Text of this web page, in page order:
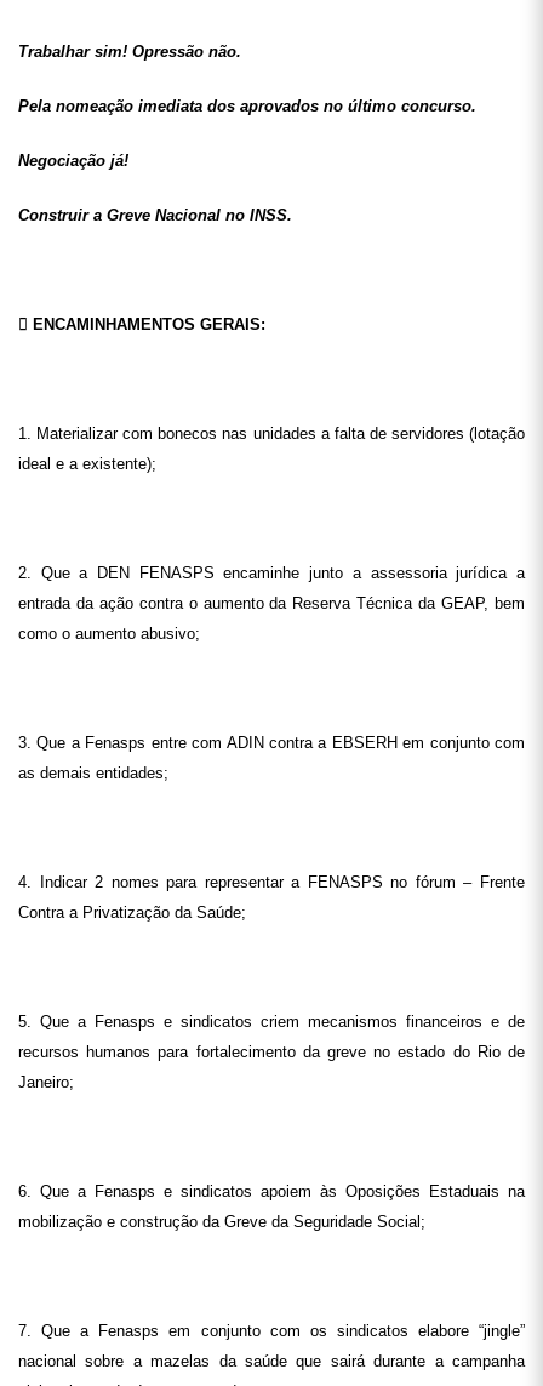
Trabalhar sim! Opressão não.
Pela nomeação imediata dos aprovados no último concurso.
Negociação já!
Construir a Greve Nacional no INSS.
 ENCAMINHAMENTOS GERAIS:
1. Materializar com bonecos nas unidades a falta de servidores (lotação
ideal e a existente);
2. Que a DEN FENASPS encaminhe junto a assessoria jurídica a
entrada da ação contra o aumento da Reserva Técnica da GEAP, bem
como o aumento abusivo;
3. Que a Fenasps entre com ADIN contra a EBSERH em conjunto com
as demais entidades;
4. Indicar 2 nomes para representar a FENASPS no fórum – Frente
Contra a Privatização da Saúde;
5. Que a Fenasps e sindicatos criem mecanismos financeiros e de
recursos humanos para fortalecimento da greve no estado do Rio de
Janeiro;
6. Que a Fenasps e sindicatos apoiem às Oposições Estaduais na
mobilização e construção da Greve da Seguridade Social;
7. Que a Fenasps em conjunto com os sindicatos elabore “jingle”
nacional sobre a mazelas da saúde que sairá durante a campanha